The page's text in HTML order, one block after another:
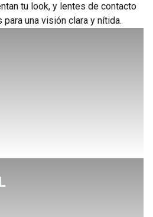
tu look, y lentes de contacto
una visión clara y nítida.